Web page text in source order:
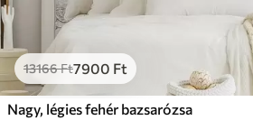
13166Ft7900 Ft
Nagy, légies fehér bazsarózsa